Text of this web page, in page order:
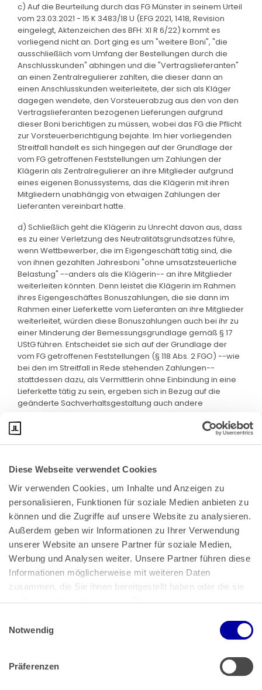
Diese Webseite verwendet Cookies
Wir verwenden Cookies, um Inhalte und Anzeigen zu
personalisieren, Funktionen für soziale Medien anbieten zu
können und die Zugriffe auf unsere Website zu analysieren.
Außerdem geben wir Informationen zu Ihrer Verwendung
unserer Website an unsere Partner für soziale Medien,
Werbung und Analysen weiter. Unsere Partner führen diese
Informationen möglicherweise mit weiteren Daten
zusammen, die Sie ihnen bereitgestellt haben oder die sie
im Rahmen Ihrer Nutzung der Dienste gesammelt haben.
Impressum
Notwendig
Präferenzen
c) Auf die Beurteilung durch das FG Münster in seinem Urteil
vom 23.03.2021 - 15 K 3483/18 U (EFG 2021, 1418, Revision
eingelegt, Aktenzeichen des BFH: XI R 6/22) kommt es
vorliegend nicht an. Dort ging es um "weitere Boni", "die
ausschließlich vom Umfang der Bestellungen durch die
Anschlusskunden" abhingen und die "Vertragslieferanten"
an einen Zentralregulierer zahlten, die dieser dann an
einen Anschlusskunden weiterleitete, der sich als Kläger
dagegen wendete, den Vorsteuerabzug aus den von den
Vertragslieferanten bezogenen Lieferungen aufgrund
dieser Boni berichtigen zu müssen, wobei das FG die Pflicht
zur Vorsteuerberichtigung bejahte. Im hier vorliegenden
Streitfall handelt es sich hingegen auf der Grundlage der
vom FG getroffenen Feststellungen um Zahlungen der
Klägerin als Zentralregulierer an ihre Mitglieder aufgrund
eines eigenen Bonussystems, das die Klägerin mit ihren
Mitgliedern unabhängig von etwaigen Zahlungen der
Lieferanten vereinbart hatte.
d) Schließlich geht die Klägerin zu Unrecht davon aus, dass
es zu einer Verletzung des Neutralitätsgrundsatzes führe,
wenn Wettbewerber, die im Eigengeschäft tätig sind, die
von ihnen gezahlten Jahresboni "ohne umsatzsteuerliche
Belastung" --anders als die Klägerin-- an ihre Mitglieder
weiterleiten könnten. Denn leistet die Klägerin im Rahmen
ihres Eigengeschäftes Bonuszahlungen, die sie dann im
Rahmen einer Lieferkette vom Lieferanten an ihre Mitglieder
weiterleitet, würden diese Bonuszahlungen auch bei ihr zu
einer Minderung der Bemessungsgrundlage gemäß § 17
UStG führen. Entscheidet sie sich auf der Grundlage der
vom FG getroffenen Feststellungen (§ 118 Abs. 2 FGO) --wie
bei den im Streitfall in Rede stehenden Zahlungen--
stattdessen dazu, als Vermittlerin ohne Einbindung in eine
Lieferkette tätig zu sein, ergeben sich in Bezug auf die
geänderte Sachverhaltsgestaltung auch andere
Bundeskanzlerplatz 2
53113 Bonn
Pressemitteilungen|AGB
Impressum|Datenschutz